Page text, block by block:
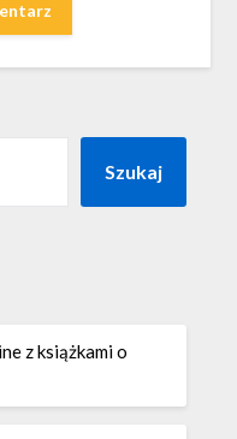
Szukaj
z książkami o